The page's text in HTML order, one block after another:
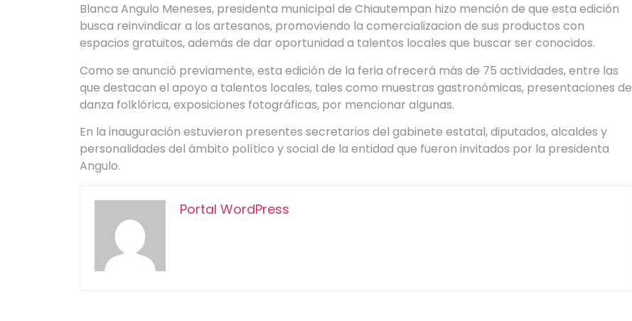
Blanca Angulo Meneses, presidenta municipal de Chiautempan hizo mención de que esta edición
busca reinvindicar a los artesanos, promoviendo la comercializacion de sus productos con
espacios gratuitos, además de dar oportunidad a talentos locales que buscar ser conocidos.
Como se anunció previamente, esta edición de la feria ofrecerá más de 75 actividades, entre las
que destacan el apoyo a talentos locales, tales como muestras gastronómicas, presentaciones de
danza folklórica, exposiciones fotográficas, por mencionar algunas.
En la inauguración estuvieron presentes secretarios del gabinete estatal, diputados, alcaldes y
personalidades del ámbito político y social de la entidad que fueron invitados por la presidenta
Angulo.
Portal WordPress